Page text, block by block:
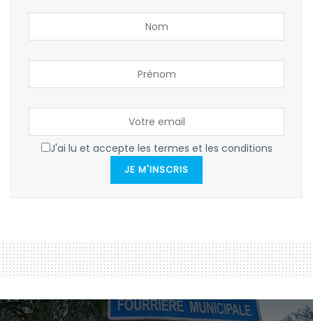
J'ai lu et accepte les termes et les conditions
JE M'INSCRIS